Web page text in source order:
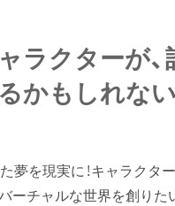
ラクターが
かもしれな
夢を現実に！キャラク
ーチャルな世界を創りた